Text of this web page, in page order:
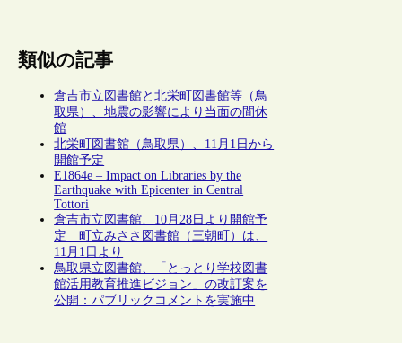
類似の記事
倉吉市立図書館と北栄町図書館等（鳥
取県）、地震の影響により当面の間休
館
北栄町図書館（鳥取県）、11月1日から
開館予定
E1864e – Impact on Libraries by the
Earthquake with Epicenter in Central
Tottori
倉吉市立図書館、10月28日より開館予
定 町立みささ図書館（三朝町）は、
11月1日より
鳥取県立図書館、「とっとり学校図書
館活用教育推進ビジョン」の改訂案を
公開：パブリックコメントを実施中